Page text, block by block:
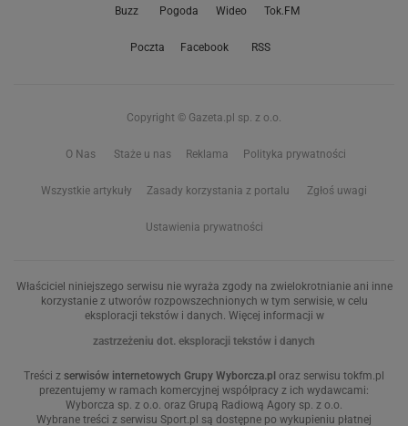
Buzz Pogoda Wideo Tok.FM
Poczta Facebook RSS
Copyright © Gazeta.pl sp. z o.o.
O Nas Staże u nas Reklama Polityka prywatności
Wszystkie artykuły Zasady korzystania z portalu Zgłoś uwagi
Ustawienia prywatności
Właściciel niniejszego serwisu nie wyraża zgody na zwielokrotnianie ani inne
korzystanie z utworów rozpowszechnionych w tym serwisie, w celu
eksploracji tekstów i danych. Więcej informacji w
zastrzeżeniu dot. eksploracji tekstów i danych
Treści z serwisów internetowych Grupy Wyborcza.pl oraz serwisu tokfm.pl
prezentujemy w ramach komercyjnej współpracy z ich wydawcami:
Wyborcza sp. z o.o. oraz Grupą Radiową Agory sp. z o.o.
Wybrane treści z serwisu Sport.pl są dostępne po wykupieniu płatnej